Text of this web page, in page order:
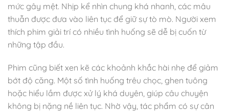
mức gây mệt. Nhịp kể nhìn chung khá nhanh, các mâu
thuẫn được đưa vào liên tục để giữ sự tò mò. Người xem
thích phim giải trí có nhiều tình huống sẽ dễ bị cuốn từ
những tập đầu.
Phim cũng biết xen kẽ các khoảnh khắc hài nhẹ để giảm
bớt độ căng. Một số tình huống trêu chọc, ghen tuông
hoặc hiểu lầm được xử lý khá duyên, giúp câu chuyện
không bị nặng nề liên tục. Nhờ vậy, tác phẩm có sự cân